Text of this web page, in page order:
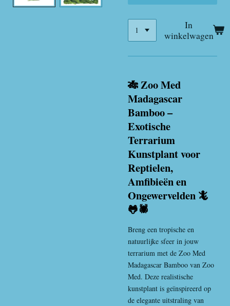
In
winkelwagen
🎋 Zoo Med
Madagascar
Bamboo –
Exotische
Terrarium
Kunstplant voor
Reptielen,
Amfibieën en
Ongewervelden 🦎
🐸🕷️
Breng een tropische en
natuurlijke sfeer in jouw
terrarium met de Zoo Med
Madagascar Bamboo van Zoo
Med. Deze realistische
kunstplant is geïnspireerd op
de elegante uitstraling van